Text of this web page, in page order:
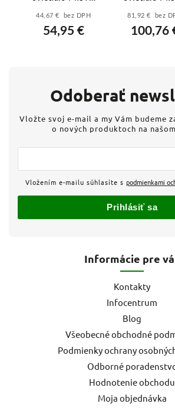
51W studená
ZT1631
44,67 € bez DPH
54,95 €
38W NW
81,92 € bez
100,76
Informácie pre
Kontakty
Infocentrum
Blog
Všeobecné obchodné
Podmienky ochrany
Odborné
Hodnotenie obchodu
Moja objednávka
Odoberať
Vložte svoj e-mail a my Vám budeme
o nových produktoch na
Vložením e-mailu súhlasíte s podmienkami
Prihlásiť sa